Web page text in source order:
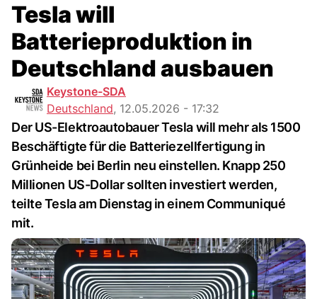
Tesla will
Batterieproduktion in
Deutschland ausbauen
Keystone-SDA
Deutschland, 12.05.2026 - 17:32
Der US-Elektroautobauer Tesla will mehr als 1500
Beschäftigte für die Batteriezellfertigung in
Grünheide bei Berlin neu einstellen. Knapp 250
Millionen US-Dollar sollten investiert werden,
teilte Tesla am Dienstag in einem Communiqué
mit.